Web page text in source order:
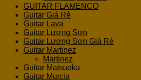
GUITAR FLAMENCO
Guitar Giá Rẻ
Guitar Lava
Guitar Lương Sơn
Guitar Lương Sơn Giá Rẻ
Guitar Martinez
Martinez
Guitar Matsuoka
Guitar Murcia